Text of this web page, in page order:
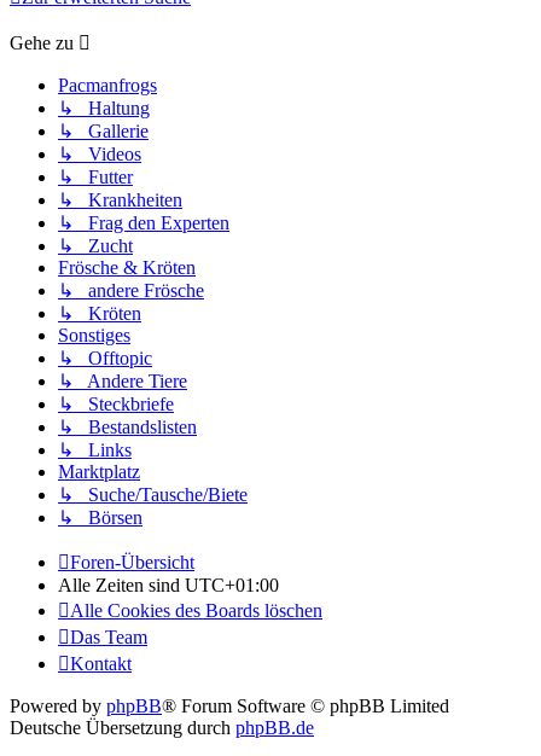
Gehe zu
Pacmanfrogs
↳ Haltung
↳ Gallerie
↳ Videos
↳ Futter
↳ Krankheiten
↳ Frag den Experten
↳ Zucht
Frösche & Kröten
↳ andere Frösche
↳ Kröten
Sonstiges
↳ Offtopic
↳ Andere Tiere
↳ Steckbriefe
↳ Bestandslisten
↳ Links
Marktplatz
↳ Suche/Tausche/Biete
↳ Börsen
Foren-Übersicht
Alle Zeiten sind UTC+01:00
Alle Cookies des Boards löschen
Das Team
Kontakt
Powered by phpBB® Forum Software © phpBB Limited
Deutsche Übersetzung durch phpBB.de